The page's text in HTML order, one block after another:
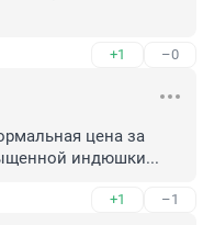
+1 –0
цена за
индюшки...
+1 –1